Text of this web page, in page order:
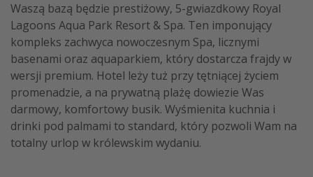
Waszą bazą będzie prestiżowy, 5-gwiazdkowy Royal
Lagoons Aqua Park Resort & Spa. Ten imponujący
kompleks zachwyca nowoczesnym Spa, licznymi
basenami oraz aquaparkiem, który dostarcza frajdy w
wersji premium. Hotel leży tuż przy tętniącej życiem
promenadzie, a na prywatną plażę dowiezie Was
darmowy, komfortowy busik. Wyśmienita kuchnia i
drinki pod palmami to standard, który pozwoli Wam na
totalny urlop w królewskim wydaniu.